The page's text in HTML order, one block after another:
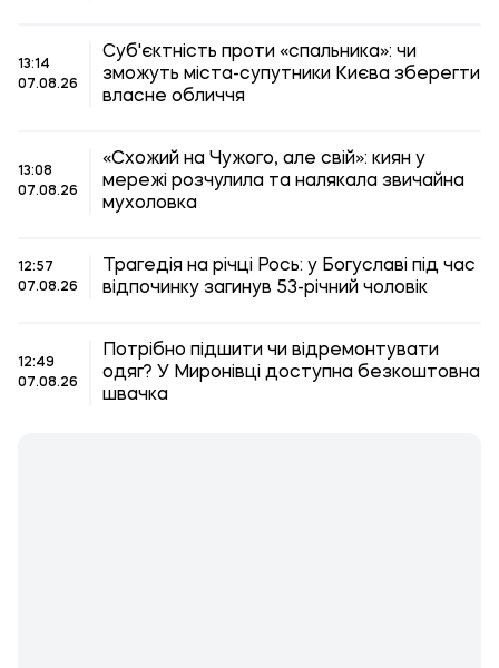
13:14
07.08.26
Суб'єктність проти «спальника»: чи
зможуть міста-супутники Києва зберегти
власне обличчя
13:08
07.08.26
«Схожий на Чужого, але свій»: киян у
мережі розчулила та налякала звичайна
мухоловка
12:57
07.08.26
Трагедія на річці Рось: у Богуславі під час
відпочинку загинув 53-річний чоловік
12:49
07.08.26
Потрібно підшити чи відремонтувати
одяг? У Миронівці доступна безкоштовна
швачка